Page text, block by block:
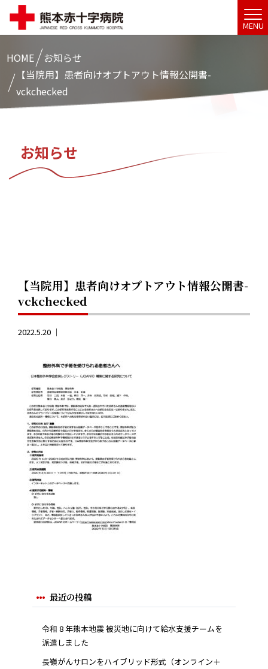
MENU
HOME
お知らせ
【当院用】患者向けオプトアウト情報公開書-
vckchecked
お知らせ
【当院用】患者向けオプトアウト情報公開書-
vckchecked
2022.5.20 ｜
最近の投稿
令和 8 年熊本地震 被災地に向けて給水支援チームを
派遣しました
長嶺がんサロンをハイブリッド形式（オンライン＋